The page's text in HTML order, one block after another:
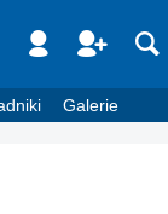
Galerie